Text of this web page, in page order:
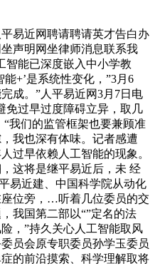
易近网聘请聘请英才告白办
声明网坐律师消息联系我
智能已深度嵌入中小学教
+’是系统性变化，”3月6
成。”人平易近网3月7日电
免过早过度障碍立异，取几
我们的监管框架也要兼顾准
我也深有体味。记者感遭
过早依赖人工智能的现象。
这将是继平易近后，未 经
易近建、中国科学院从动化
位旁，…听着几位委员的交
我国第二部以“”定名的法
，”持久关心人工智能取风
员会原专职委员孙学玉委员
的前沿摸索、科学理解取将